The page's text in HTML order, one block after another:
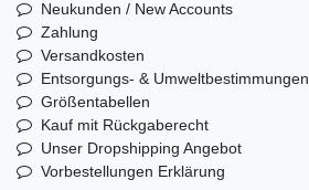
Neukunden / New Accounts
Zahlung
Versandkosten
Entsorgungs- & Umweltbestimmungen
Größentabellen
Kauf mit Rückgaberecht
Unser Dropshipping Angebot
Vorbestellungen Erklärung